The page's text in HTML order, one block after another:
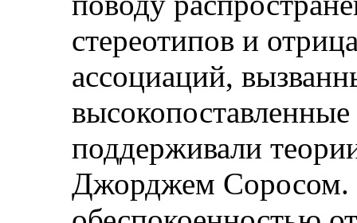
стереотипов и
ассоциаций,
поддерживали
Джорджем Соросом.